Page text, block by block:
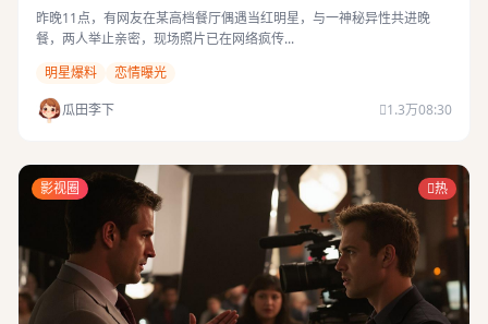
昨晚11点，有网友在某高档餐厅偶遇当红明星，与一神秘异性共进晚
餐，两人举止亲密，现场照片已在网络疯传...
明星爆料
恋情曝光
瓜田李下
1.3万08:30
影视圈 热